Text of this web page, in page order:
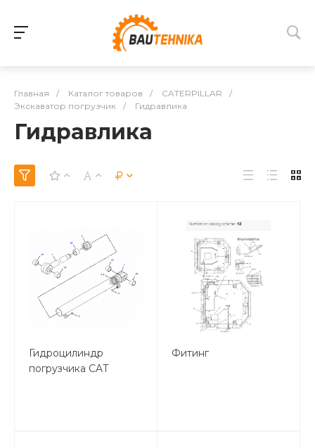
Главная / Каталог товаров / CATERPILLAR
/
Экскаватор погрузчик
/ Гидравлика
Гидравлика
Гидроцилиндр
погрузчика CAT
Фитинг